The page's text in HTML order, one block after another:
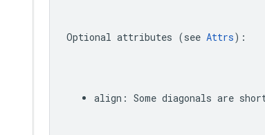
Optional attributes (see Attrs):
align : Some diagonals are